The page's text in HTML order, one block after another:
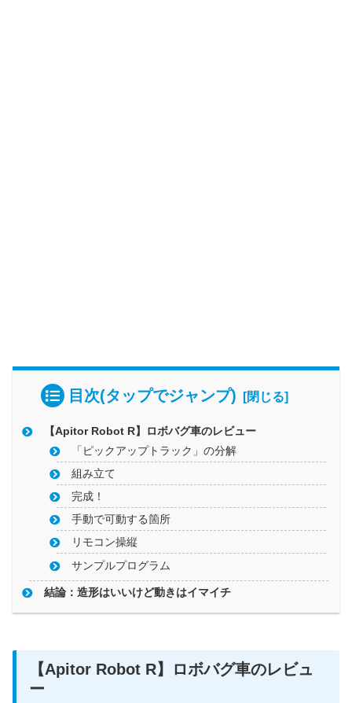
目次(タップでジャンプ)
【Apitor Robot R】ロボバグ車のレビュー
「ピックアップトラック」の分解
組み立て
完成！
手動で可動する箇所
リモコン操縦
サンプルプログラム
結論：造形はいいけど動きはイマイチ
【Apitor Robot R】ロボバグ車のレビュ
ー